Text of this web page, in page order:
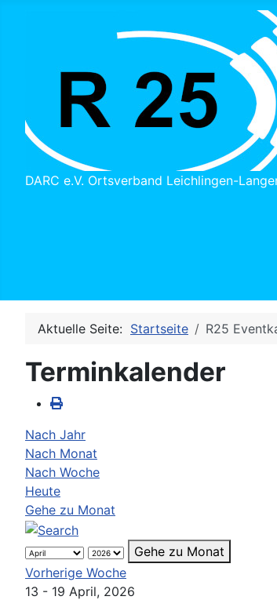
DARC e.V. Ortsverband Leichlingen-
Aktuelle Seite: Startseite R25
Terminkalender
Nach Jahr
Nach Monat
Nach Woche
Heute
Gehe zu Monat
Gehe zu Monat
Vorherige Woche
13 - 19 April, 2026